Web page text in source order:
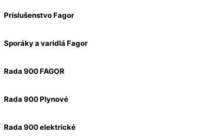
Príslušenstvo Fagor
Sporáky a varidlá Fagor
Rada 900 FAGOR
Rada 900 Plynové
Rada 900 elektrické